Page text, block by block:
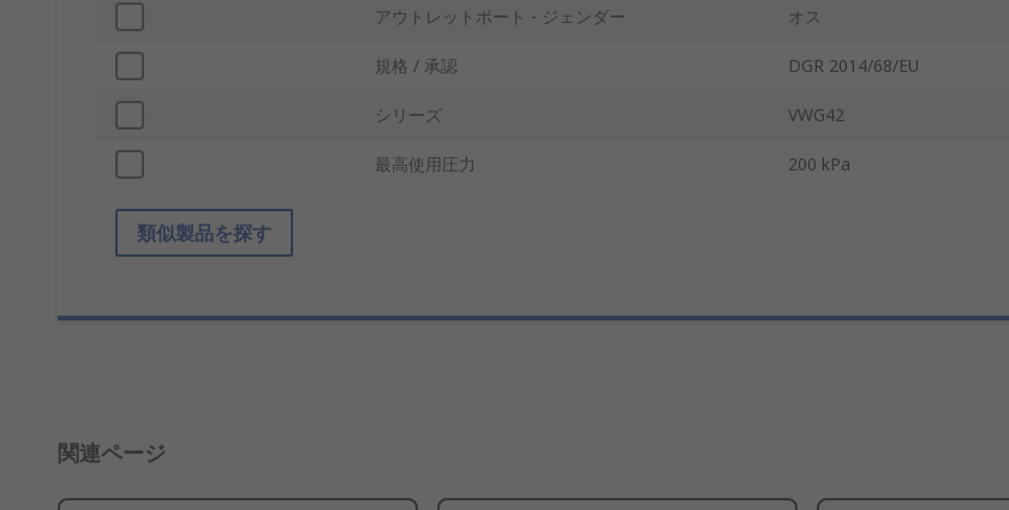
アウトレットポート - ジェンダー オス
規格 / 承認 DGR 2014/68/EU
シリーズ VWG42
最高使用圧力 200 kPa
類似製品を探す
関連ページ